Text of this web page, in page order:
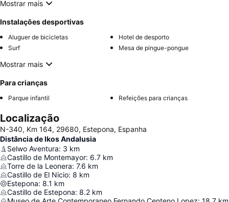
Mostrar mais
Instalações desportivas
Aluguer de bicicletas
Hotel de desporto
Surf
Mesa de pingue-pongue
Mostrar mais
Para crianças
Parque infantil Refeições para crianças
Localização
N-340, Km 164, 29680, Estepona, Espanha
Distância de Ikos Andalusia
Selwo Aventura: 3 km
Castillo de Montemayor: 6.7 km
Torre de la Leonera: 7.6 km
Castillo de El Nicio: 8 km
Estepona: 8.1 km
Castillo de Estepona: 8.2 km